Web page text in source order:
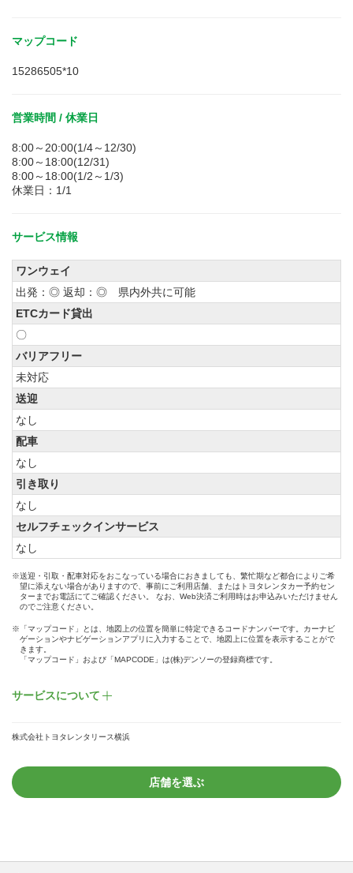
マップコード
15286505*10
営業時間 / 休業日
8:00～20:00(1/4～12/30)
8:00～18:00(12/31)
8:00～18:00(1/2～1/3)
休業日：1/1
サービス情報
ワンウェイ
出発：◎ 返却：◎ 県内外共に可能
ETCカード貸出
〇
バリアフリー
未対応
送迎
なし
配車
なし
引き取り
なし
セルフチェックインサービス
なし
※送迎・引取・配車対応をおこなっている場合におきましても、繁忙期など都合によりご希
望に添えない場合がありますので、事前にご利用店舗、またはトヨタレンタカー予約セン
ターまでお電話にてご確認ください。 なお、Web決済ご利用時はお申込みいただけません
のでご注意ください。
※「マップコード」とは、地図上の位置を簡単に特定できるコードナンバーです。カーナビ
ゲーションやナビゲーションアプリに入力することで、地図上に位置を表示することがで
きます。
「マップコード」および「MAPCODE」は(株)デンソーの登録商標です。
サービスについて
株式会社トヨタレンタリース横浜
店舗を選ぶ